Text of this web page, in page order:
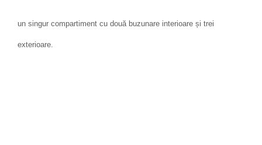
un singur compartiment cu două buzunare interioare și trei
exterioare.